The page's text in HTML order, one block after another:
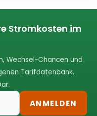
Stromkosten im
Wechsel-Chancen und
Tarifdatenbank,
ANMELDEN